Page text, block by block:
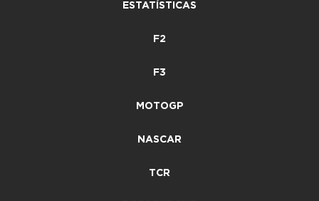
ESTATÍSTICAS
F2
F3
MOTOGP
NASCAR
TCR